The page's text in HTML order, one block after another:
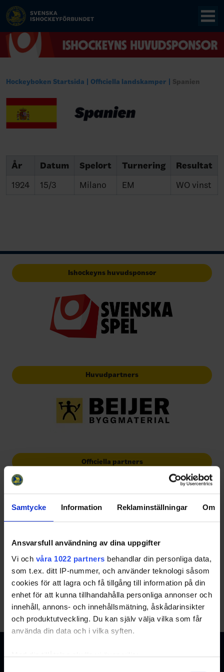
Samtycke Information Reklaminställningar Om
Ansvarsfull användning av dina uppgifter
Vi och våra 1022 partners behandlar din personliga data,
som t.ex. ditt IP-nummer, och använder teknologi såsom
cookies för att lagra och få tillgång till information på din
enhet för att kunna tillhandahålla personliga annonser och
innehåll, annons- och innehållsmätning, åskådarinsikter
och produktutveckling. Du kan själv välja vilka som får
använda din data och i vilka syften.
Med din tillåtelse skulle vi även vilja:
Hockeyboken Startsida Officiella landskamper Spanien
År Datum Spelort Turnering
Resultat
1924
15/3 Milano EM WO vinst
Ishockeyns huvudsponsor
Huvudpartners
Officiella partners